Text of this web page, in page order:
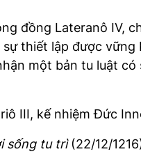
đồng Lateranô IV,
thiết lập được
một bản tu luật
III, kế nhiệm Đức
sống tu trì(22/12/